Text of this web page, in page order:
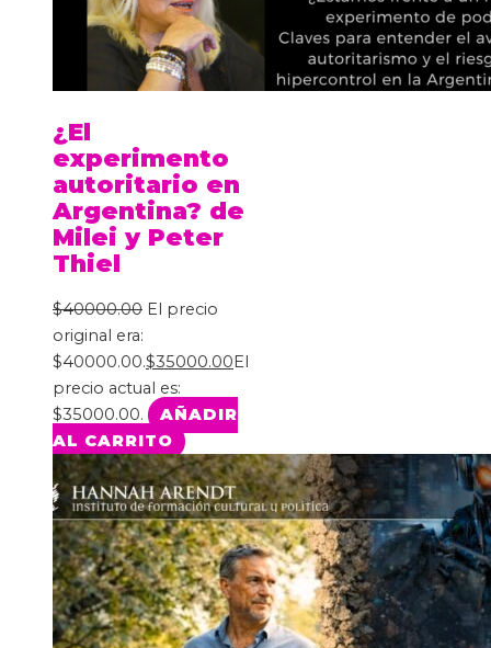
¿El
experimento
autoritario en
Argentina? de
Milei y Peter
Thiel
$40000.00 El precio
original era:
$40000.00.$35000.00 El
precio actual es:
$35000.00.
AÑADIR
AL CARRITO